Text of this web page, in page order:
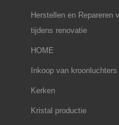
Herstellen en Repareren
tijdens renovatie
HOME
Inkoop van kroonluchters
Kerken
Kristal productie